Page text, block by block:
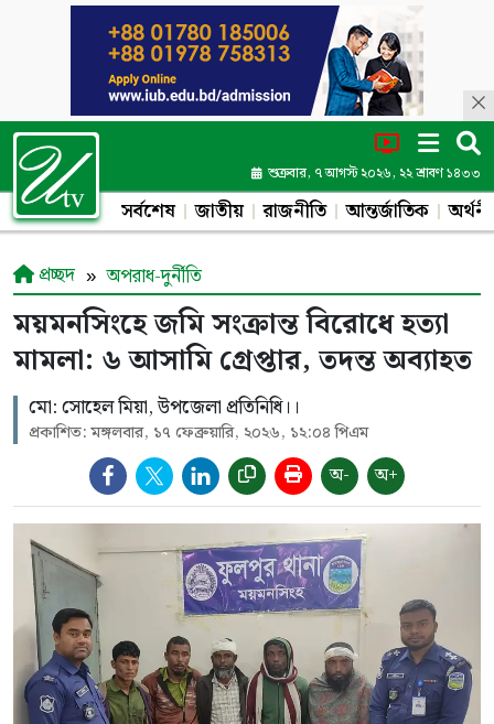
শুক্রবার, ৭ আগস্ট ২০২৬, ২২ শ্রাবণ ১৪৩৩
সর্বশেষ জাতীয় রাজনীতি আন্তর্জাতিক
প্রচ্ছদ অপরাধ-দুর্নীতি
ময়মনসিংহে জমি সংক্রান্ত বিরোধে হত্যা
মামলা: ৬ আসামি গ্রেপ্তার, তদন্ত অব্যাহত
মো: সোহেল মিয়া, উপজেলা প্রতিনিধি।।
প্রকাশিত: মঙ্গলবার, ১৭ ফেব্রুয়ারি, ২০২৬, ১২:০৪ পিএম
অ- অ+